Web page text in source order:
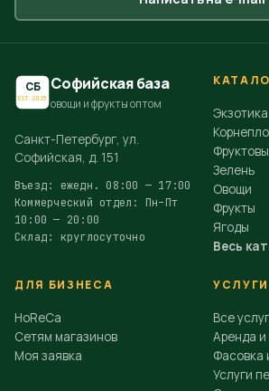
СБ
EST.2015
Софийская база
овощи и фрукты оптом
Санкт-Петербург, ул.
Софийская, д. 151
Въезд: ежедн. 08:00 — 17:00
Коммерческий отдел: Пн–Пт
10:00 — 20:00
Склад: круглосуточно
Экзотика
Зелень
Овощи
Фрукты
Ягоды
Весь
ДЛЯ БИЗНЕСА
HoReCa
Сетям магазинов
Моя заявка
УСЛУГИ
Все
Аренда
Фасовка
Услуги